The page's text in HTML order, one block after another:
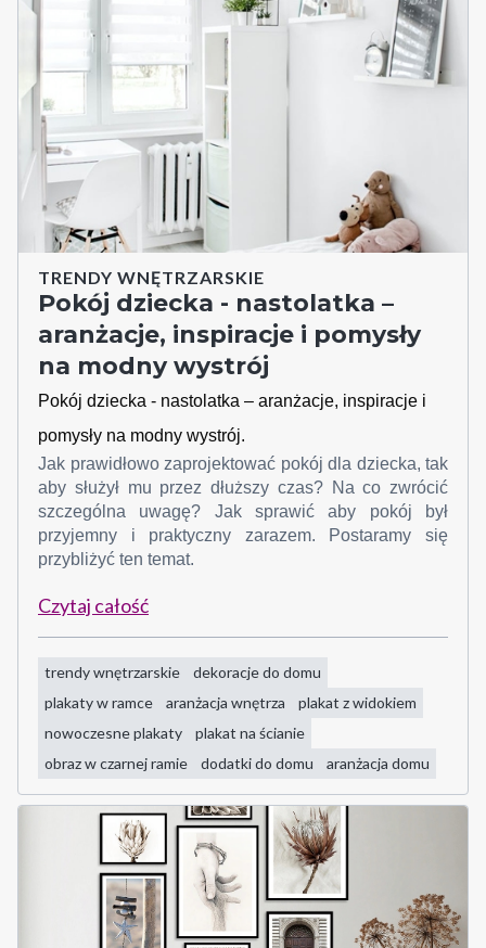
TRENDY WNĘTRZARSKIE
Pokój dziecka - nastolatka –
aranżacje, inspiracje i pomysły
na modny wystrój
Pokój dziecka - nastolatka – aranżacje, inspiracje i
pomysły na modny wystrój.
Jak prawidłowo zaprojektować pokój dla dziecka, tak
aby służył mu przez dłuższy czas? Na co zwrócić
szczególna uwagę? Jak sprawić aby pokój był
przyjemny i praktyczny zarazem. Postaramy się
przybliżyć ten temat.
Czytaj całość
trendy wnętrzarskie
dekoracje do domu
plakaty w ramce
aranżacja wnętrza
plakat z widokiem
nowoczesne plakaty
plakat na ścianie
obraz w czarnej ramie
dodatki do domu aranżacja domu